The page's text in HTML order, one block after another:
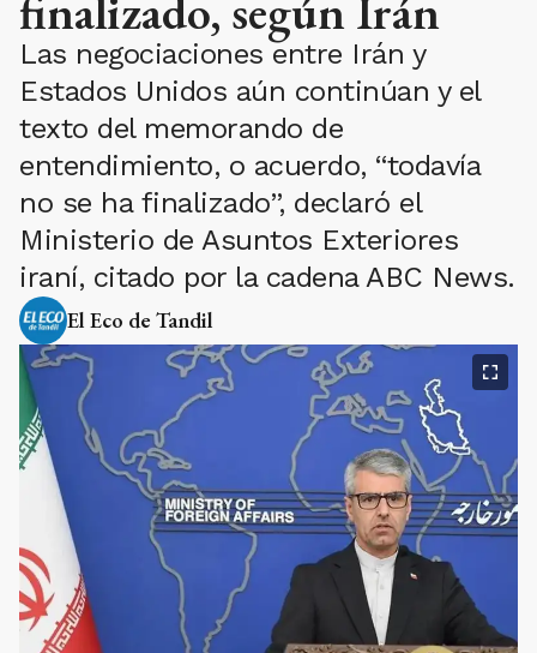
Las negociaciones entre Irán y
Estados Unidos aún continúan y el
texto del memorando de
entendimiento, o acuerdo, “todavía
no se ha finalizado”, declaró el
Ministerio de Asuntos Exteriores
iraní, citado por la cadena ABC News.
El Eco de Tandil